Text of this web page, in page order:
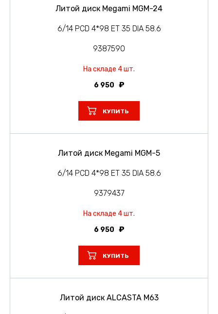
Литой диск Megami MGM-24
6/14 PCD 4*98 ET 35 DIA 58.6
9387590
На складе 4 шт.
6 950
КУПИТЬ
Литой диск Megami MGM-5
6/14 PCD 4*98 ET 35 DIA 58.6
9379437
На складе 4 шт.
6 950
КУПИТЬ
Литой диск ALCASTA M63